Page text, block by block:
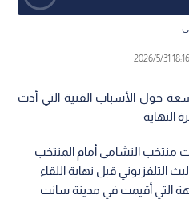
18:16 2026/5/31
حول الأسباب الفنية التي أدت
النهاية
منتخب النشامى أمام المنتخب
التلفزيوني قبل نهاية اللقاء
التي أقيمت في مدينة سانت